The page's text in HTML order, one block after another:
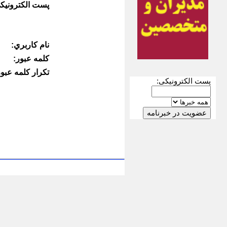
پست الکترونیکی:
پست
نام كاربري:
كلمه عبور:
تكرار كلمه